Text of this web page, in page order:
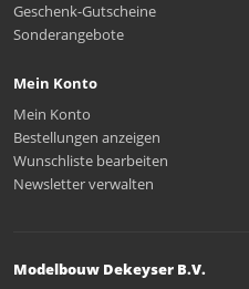
Geschenk-Gutscheine
Sonderangebote
Mein Konto
Mein Konto
Bestellungen anzeigen
Wunschliste bearbeiten
Newsletter verwalten
Modelbouw Dekeyser B.V.